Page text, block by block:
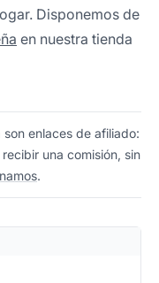
Disponemos de
en nuestra tienda
enlaces de afiliado:
una comisión, sin
.